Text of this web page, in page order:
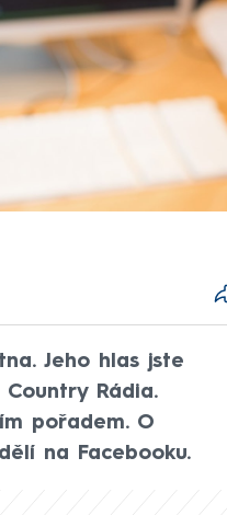
Jeho hlas jste
Rádia.
pořadem. O
na Facebooku.